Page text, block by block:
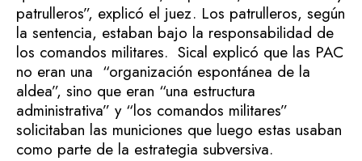
patrulleros”, explicó el juez. Los patrulleros, según
la sentencia, estaban bajo la responsabilidad de
los comandos militares. Sical explicó que las PAC
no eran una “organización espontánea de la
aldea”, sino que eran “una estructura
administrativa” y “los comandos militares”
solicitaban las municiones que luego estas usaban
como parte de la estrategia subversiva.